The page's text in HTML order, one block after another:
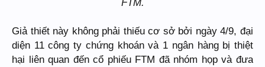
FTM.
Giả thiết này không phải thiếu cơ sở bởi ngày 4/9, đại
diện 11 công ty chứng khoán và 1 ngân hàng bị thiệt
hại liên quan đến cổ phiếu FTM đã nhóm họp và đưa